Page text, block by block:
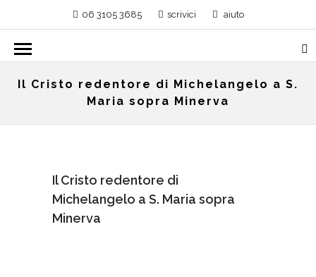
06 3105 3685 scrivici aiuto
Il Cristo redentore di Michelangelo a S.
Maria sopra Minerva
Il Cristo redentore di
Michelangelo a S. Maria sopra
Minerva